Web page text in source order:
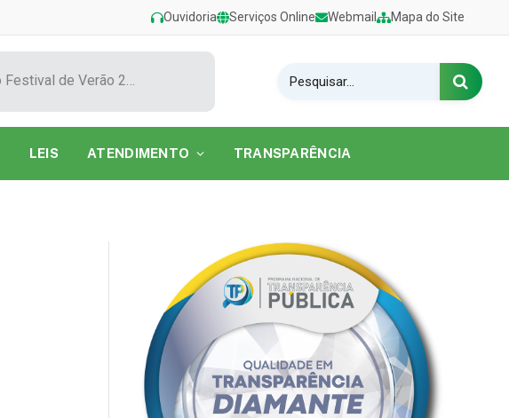
Ouvidoria Serviços Online Webmail Mapa do Site
Show de Tarcísio do Acordeon encerra o Festival de Verão 2026 na Praia do Caripi
LEIS ATENDIMENTO TRANSPARÊNCIA